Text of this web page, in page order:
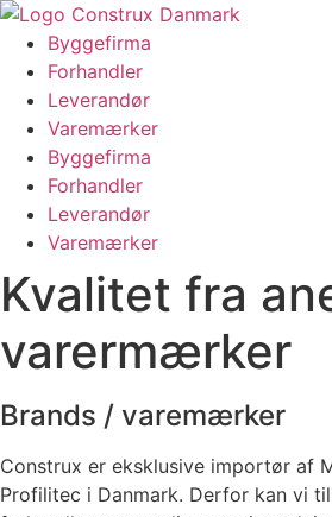
Videre
indhold
Byggefirma
Forhandler
Leverandør
Varemærker
Byggefirma
Forhandler
Leverandør
Varemærker
Kvalitet fra
varermærker
Brands / varemærker
Construx er eksklusive importør af
Profilitec i Danmark. Derfor kan vi